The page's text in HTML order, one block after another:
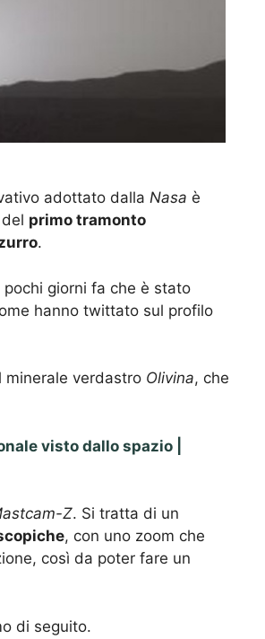
adottato dalla Nasa è
primo tramonto
.
pochi giorni fa che è stato
hanno twittato sul profilo
minerale verdastro Olivina, che
visto dallo spazio |
Z. Si tratta di un
, con uno zoom che
così da poter fare un
di seguito.